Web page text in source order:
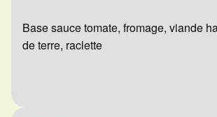
Base sauce tomate, fromage, viande
de terre, raclette